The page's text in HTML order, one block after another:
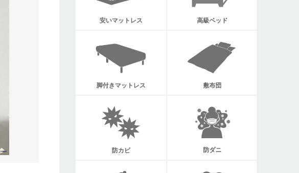
安いマットレス 高級ベッド
脚付きマットレス 敷布団
防カビ 防ダニ